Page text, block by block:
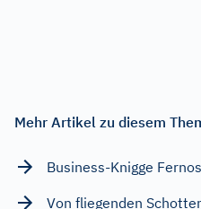
Mehr Artikel zu diesem
Business-Knigge
Von fliegenden